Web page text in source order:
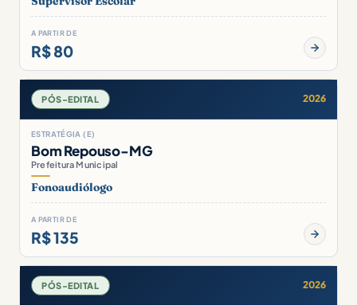
A PARTIR DE
R$ 80
PÓS-EDITAL 2026
ESTRATÉGIA (E)
Bom Repouso-MG
Prefeitura Municipal
Fonoaudiólogo
A PARTIR DE
R$ 135
PÓS-EDITAL 2026